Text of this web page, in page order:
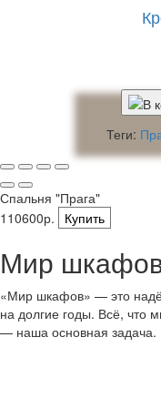
Теги:
Спальня "Прага"
110600р.
Купить
Мир
«Мир шкафов» — это
на долгие годы. Всё,
— наша основная задача.